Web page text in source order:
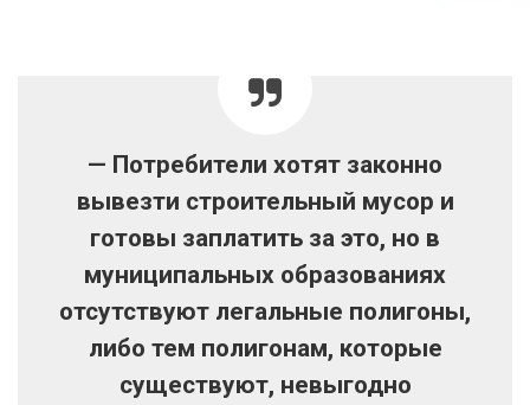
— Потребители хотят законно
вывезти строительный мусор и
готовы заплатить за это, но в
муниципальных образованиях
отсутствуют легальные полигоны,
либо тем полигонам, которые
существуют, невыгодно